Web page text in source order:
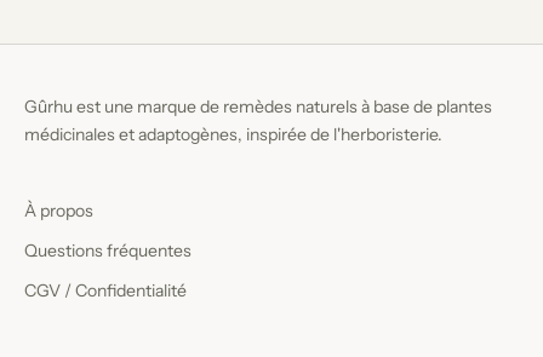
Gûrhu est une marque de remèdes naturels à base de plantes
médicinales et adaptogènes, inspirée de l'herboristerie.
À propos
Questions fréquentes
CGV / Confidentialité